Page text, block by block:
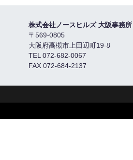
株式会社ノースヒルズ 大阪事務所
〒569-0805
大阪府高槻市上田辺町19-8
TEL 072-682-0067
FAX 072-684-2137